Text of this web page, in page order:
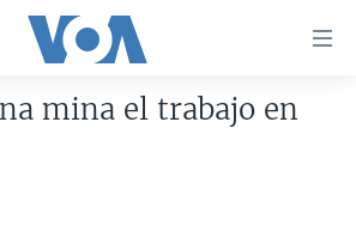
mina el trabajo en